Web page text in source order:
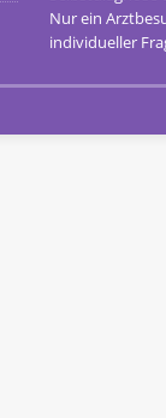
Nur ein
individueller